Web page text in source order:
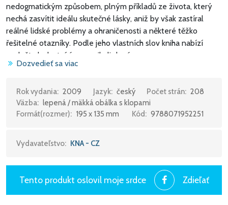
nedogmatickým způsobem, plným příkladů ze života, který
nechá zasvítit ideálu skutečné lásky, aniž by však zastíral
reálné lidské problémy a ohraničenosti a některé těžko
řešitelné otazníky. Podle jeho vlastních slov kniha nabízí
podněty k vlastní úvaze, nikoli dané normy.
Dozvedieť sa viac
Rok vydania: 2009 Jazyk: český Počet strán: 208
Väzba: lepená / mäkká obálka s klopami
Formát(rozmer): 195 x 135 mm Kód: 9788071952251
Vydavateľstvo: KNA - CZ
Tento produkt oslovil moje srdce Zdieľať